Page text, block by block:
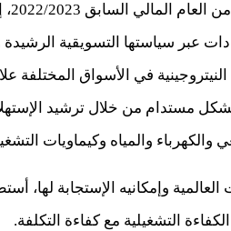
الحالي
عبر سياستها التسويقية الرشيدة
في الأسواق المختلفة
مستدام من خلال ترشيد
والكهرباء والمياه وكيماويات
وإمكانيه الإستجابة لها،
التشغيلية مع كفاءة التكلفة.